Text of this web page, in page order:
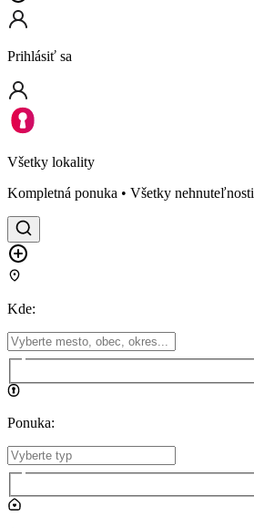
Prihlásiť sa
Všetky lokality
Kompletná ponuka • Všetky nehnuteľnosti
Kde:
Ponuka: